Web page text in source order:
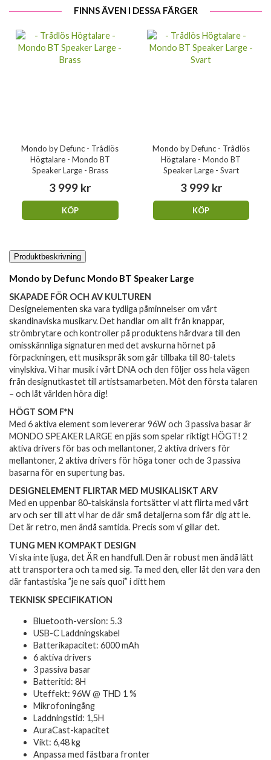
FINNS ÄVEN I DESSA FÄRGER
Mondo by Defunc - Trådlös
Högtalare - Mondo BT
Speaker Large - Brass
3 999 kr
KÖP
Mondo by Defunc - Trådlös
Högtalare - Mondo BT
Speaker Large - Svart
3 999 kr
KÖP
Produktbeskrivning
Mondo by Defunc Mondo BT Speaker Large
SKAPADE FÖR OCH AV KULTUREN
Designelementen ska vara tydliga påminnelser om vårt
skandinaviska musikarv. Det handlar om allt från knappar,
strömbrytare och kontroller på produktens hårdvara till den
omisskännliga signaturen med det avskurna hörnet på
förpackningen, ett musikspråk som går tillbaka till 80-talets
vinylskiva. Vi har musik i vårt DNA och den följer oss hela vägen
från designutkastet till artistsamarbeten. Möt den första talaren
– och låt världen höra dig!
HÖGT SOM F*N
Med 6 aktiva element som levererar 96W och 3 passiva basar är
MONDO SPEAKER LARGE en pjäs som spelar riktigt HÖGT! 2
aktiva drivers för bas och mellantoner, 2 aktiva drivers för
mellantoner, 2 aktiva drivers för höga toner och de 3 passiva
basarna för en supertung bas.
DESIGNELEMENT FLIRTAR MED MUSIKALISKT ARV
Med en uppenbar 80-talskänsla fortsätter vi att flirta med vårt
arv och ser till att vi har de där små detaljerna som får dig att le.
Det är retro, men ändå samtida. Precis som vi gillar det.
TUNG MEN KOMPAKT DESIGN
Vi ska inte ljuga, det ÄR en handfull. Den är robust men ändå lätt
att transportera och ta med sig. Ta med den, eller låt den vara den
där fantastiska ”je ne sais quoi” i ditt hem
TEKNISK SPECIFIKATION
Bluetooth-version: 5.3
USB-C Laddningskabel
Batterikapacitet: 6000 mAh
6 aktiva drivers
3 passiva basar
Batteritid: 8H
Uteffekt: 96W @ THD 1 %
Mikrofoningång
Laddningstid: 1,5H
AuraCast-kapacitet
Vikt: 6,48 kg
Anpassa med fästbara fronter